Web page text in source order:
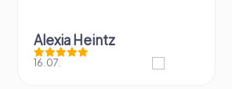
Alexia Heintz
16.07.